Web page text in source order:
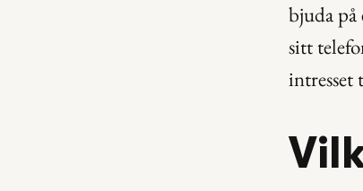
bjuda på
sitt
intresset